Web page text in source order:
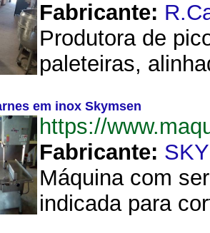
Fabricante:
Produtora de
paleteiras,
em inox Skymsen
https://
Fabricante:
Máquina com
indicada para